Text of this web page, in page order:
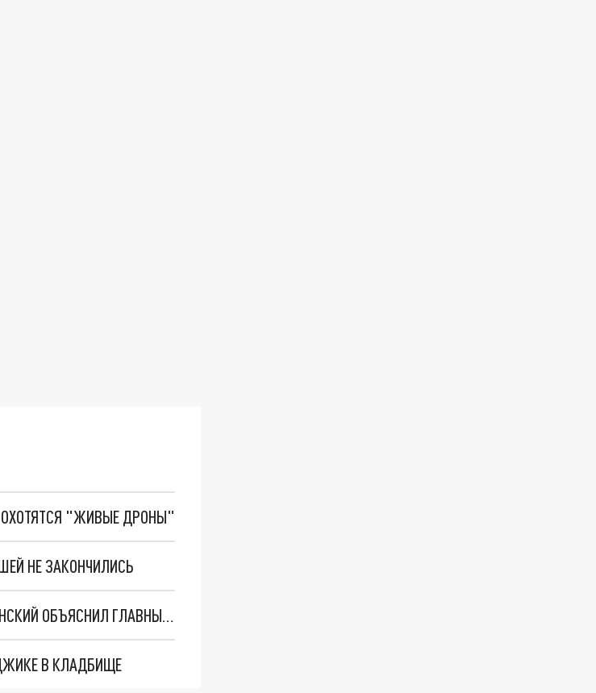
ОХОТЯТСЯ "ЖИВЫЕ ДРОНЫ"
НЕ ЗАКОНЧИЛИСЬ
"МЫ ВАС ЗАСТАВИМ": ЖУТКИЕ ДЕТАЛИ ОХОТЫ НА ГЕНЕРАЛА. ЗЕЛЕНСКИЙ ОБЪЯСНИЛ ГЛАВНЫЙ СМЫСЛ ТЕРАКТА В ЦЕНТРЕ МОСКВЫ
В КЛАДБИЩЕ